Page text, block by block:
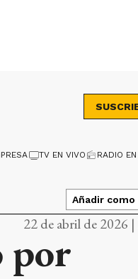
TV EN VIVO RADIO
Añadir
22 de abril de 2026 |
por